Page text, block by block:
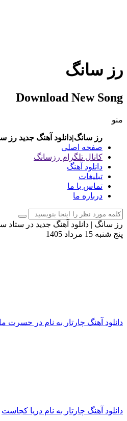
رز سانگ
Download New Song
منو
رز سانگ|دانلود آهنگ جدید رز
صفحه اصلی
کانال تلگرام رزسانگ
دانلود آهنگ
تبلیغات
تماس با ما
درباره ما
رز سانگ | دانلود آهنگ جدید در
پنج شنبه 15 مرداد 1405
دانلود آهنگ چارتار به نام در حسرت
دانلود آهنگ چارتار به نام دریا کجاست